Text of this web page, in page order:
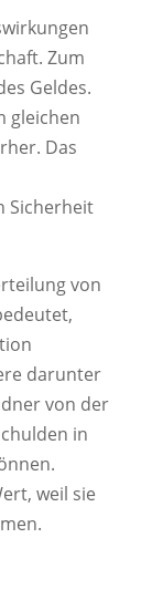
Zum
Geldes.
gleichen
Das
Sicherheit
von
darunter
von der
in
weil sie